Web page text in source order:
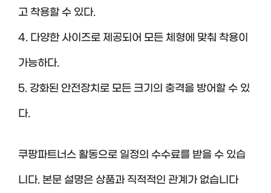
고 착용할 수 있다.
4. 다양한 사이즈로 제공되어 모든 체형에 맞춰 착용이
가능하다.
5. 강화된 안전장치로 모든 크기의 충격을 방어할 수 있
다.
쿠팡파트너스 활동으로 일정의 수수료를 받을 수 있습
니다. 본문 설명은 상품과 직적적인 관계가 없습니다